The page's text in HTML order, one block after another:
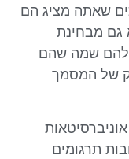
שאתה מציג הם
גם מבחינת
להם שמה שהם
של המסמך
תרגומים